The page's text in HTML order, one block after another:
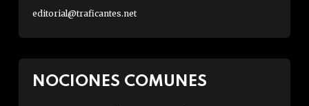
editorial@traficantes.net
NOCIONES COMUNES